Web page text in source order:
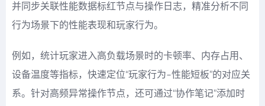
并同步关联性能数据标红节点与操作日志，精准分析不同
行为场景下的性能表现和玩家行为。
例如，统计玩家进入高负载场景时的卡顿率、内存占用、
设备温度等指标，快速定位“玩家行为-性能短板”的对应关
系。针对高频异常操作节点，还可通过“协作笔记”添加时